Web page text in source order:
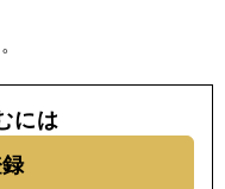
には